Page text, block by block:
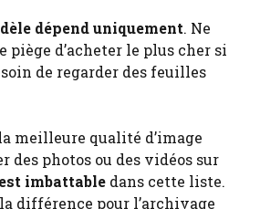
dépend uniquement. Ne
piège d’acheter le plus cher si
de regarder des feuilles
meilleure qualité d’image
des photos ou des vidéos sur
imbattable dans cette liste.
différence pour l’archivage